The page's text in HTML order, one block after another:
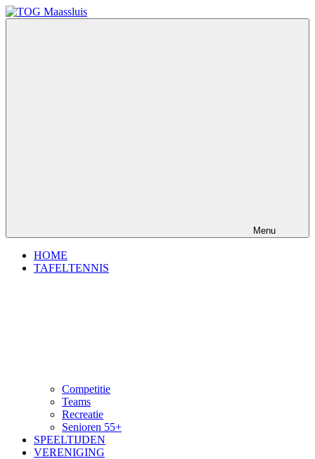
Ga
naar
Menu
HOME
TAFELTENNIS
Competitie
Teams
Recreatie
Senioren 55+
SPEELTIJDEN
VERENIGING